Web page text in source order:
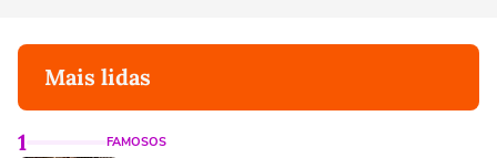
Mais lidas
1 FAMOSOS